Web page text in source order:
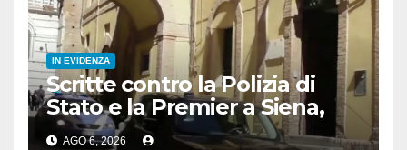
IN EVIDENZA
Scritte contro la Polizia di
Stato e la Premier a Siena,
denunciato 24enne
AGO 6, 2026